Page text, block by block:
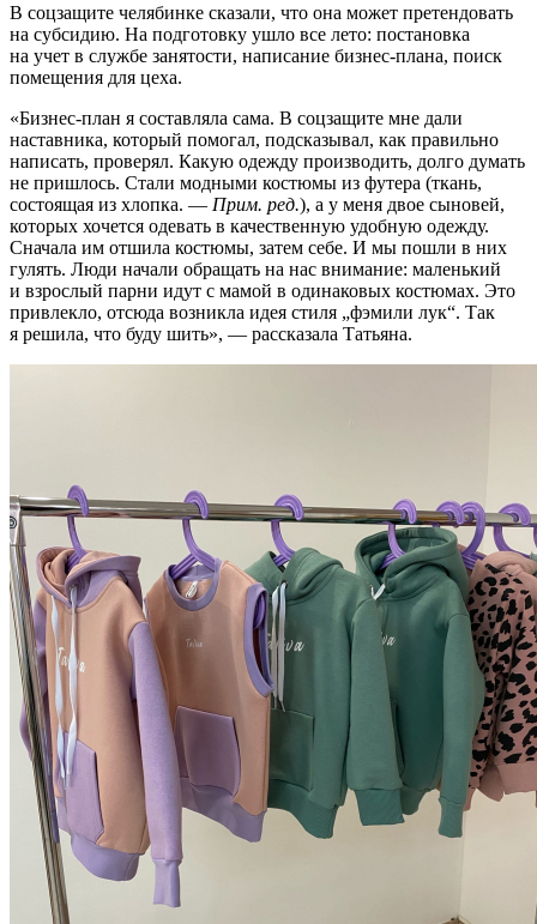
В соцзащите челябинке сказали, что она может претендовать
на субсидию. На подготовку ушло все лето: постановка
на учет в службе занятости, написание бизнес-плана, поиск
помещения для цеха.
«Бизнес-план я составляла сама. В соцзащите мне дали
наставника, который помогал, подсказывал, как правильно
написать, проверял. Какую одежду производить, долго думать
не пришлось. Стали модными костюмы из футера (ткань,
состоящая из хлопка. — Прим. ред.), а у меня двое сыновей,
которых хочется одевать в качественную удобную одежду.
Сначала им отшила костюмы, затем себе. И мы пошли в них
гулять. Люди начали обращать на нас внимание: маленький
и взрослый парни идут с мамой в одинаковых костюмах. Это
привлекло, отсюда возникла идея стиля „фэмили лук“. Так
я решила, что буду шить», — рассказала Татьяна.